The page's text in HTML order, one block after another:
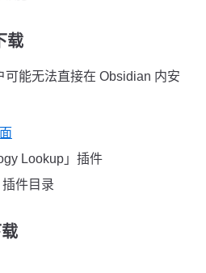
载
可能无法直接在 Obsidian 内安
Lookup」插件
件目录